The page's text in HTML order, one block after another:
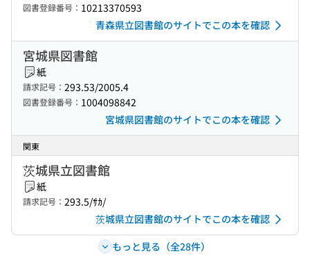
図書登録番号： 10213370593
青森県立図書館のサイトでこの本を確認
宮城県図書館
紙
請求記号： 293.53/2005.4
図書登録番号： 1004098842
宮城県図書館のサイトでこの本を確認
関東
茨城県立図書館
紙
請求記号： 293.5/ｻｶ/
茨城県立図書館のサイトでこの本を確認
もっと見る（全28件）